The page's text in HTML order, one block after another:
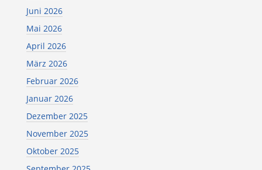
Juni 2026
Mai 2026
April 2026
März 2026
Februar 2026
Januar 2026
Dezember 2025
November 2025
Oktober 2025